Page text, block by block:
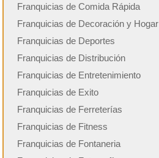
Franquicias de Comida Rápida
Franquicias de Decoración y Hogar
Franquicias de Deportes
Franquicias de Distribución
Franquicias de Entretenimiento
Franquicias de Exito
Franquicias de Ferreterías
Franquicias de Fitness
Franquicias de Fontaneria